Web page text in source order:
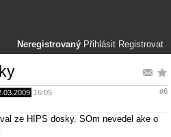
Neregistrovaný Přihlásit Registrovat
16:05 #6
ze HIPS dosky. SOm nevedel ake o